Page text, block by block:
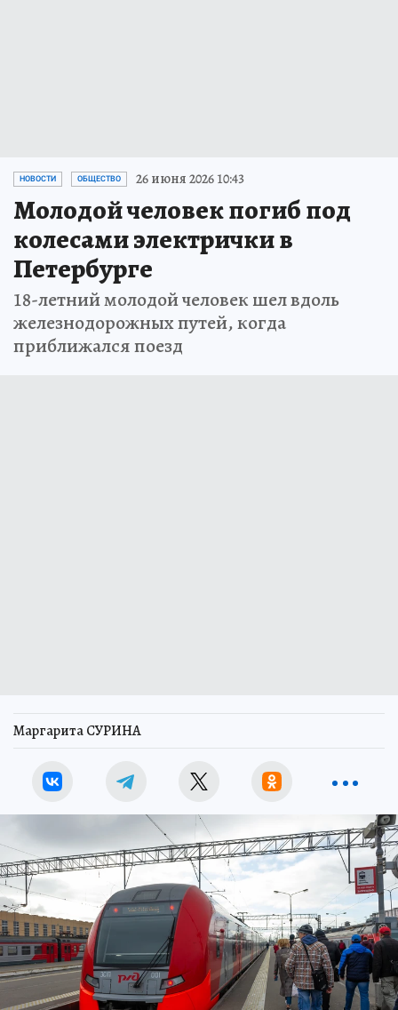
НОВОСТИ ОБЩЕСТВО 26 июня 2026 10:43
Молодой человек погиб под
колесами электрички в
Петербурге
18-летний молодой человек шел вдоль
железнодорожных путей, когда
приближался поезд
Маргарита СУРИНА